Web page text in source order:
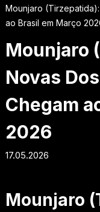
Mounjaro (Tirzepatida):
ao Brasil em Março
Mounjaro
Novas
Chegam
2026
17.05.2026
Mounjaro